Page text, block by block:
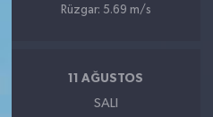
Rüzgar: 5.69 m/s
11 AĞUSTOS
SALI